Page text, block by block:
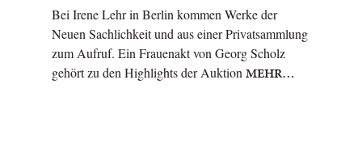
Bei Irene Lehr in Berlin kommen Werke der
Neuen Sachlichkeit und aus einer Privatsammlung
zum Aufruf. Ein Frauenakt von Georg Scholz
gehört zu den Highlights der Auktion MEHR…